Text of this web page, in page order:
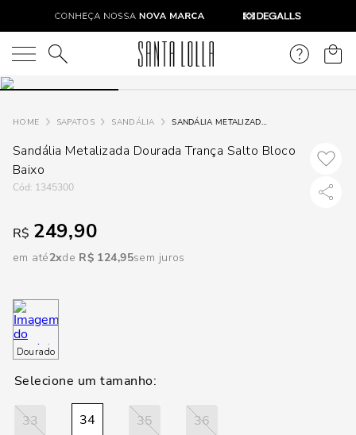
O que você está procurando?
SAPATOS SANDÁLIA SANDÁLIA METALIZADA DOURADA TRANÇA SALTO BLOCO BAIXO
Sandália Metalizada Dourada Trança Salto Bloco
Baixo
: 1345300
R$ 249,90
em até2 R$ 124,95sem juros
Dourado
33 34 35 36